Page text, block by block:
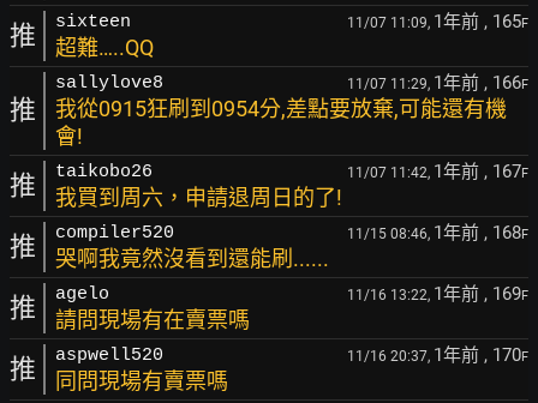
推 sixteen 11/07 11:09, 1年前 , 165F
超難…..QQ
推
sallylove8 11/07 11:29, 1年前 , 166F
我從0915狂刷到0954分,差點要放棄,可能還有機
會!
推 taikobo26 11/07 11:42, 1年前 , 167F
我買到周六，申請退周日的了!
推 compiler520 11/15 08:46, 1年前 , 168F
哭啊我竟然沒看到還能刷......
推 agelo 11/16 13:22, 1年前 , 169F
請問現場有在賣票嗎
推 aspwell520 11/16 20:37, 1年前 , 170F
同問現場有賣票嗎